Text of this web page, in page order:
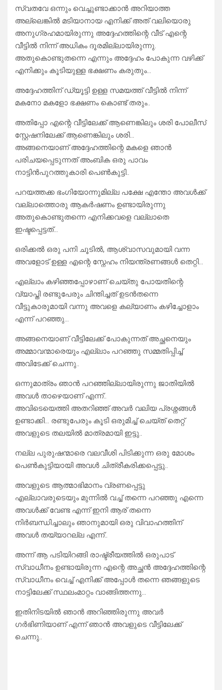
സ്വതവേ ഒന്നും വെച്ചുണ്ടാക്കാൻ അറിയാത്ത
അല്ലെങ്കിൽ മടിയാനായ എനിക്ക് അത് വലിയൊരു
അനുഗ്രഹമായിരുന്നു അദ്ദേഹത്തിന്റെ വീട് എന്റെ
വീട്ടിൽ നിന്ന് അധികം ദൂരമില്ലായിരുന്നു.
അതുകൊണ്ടുതന്നെ എന്നും അദ്ദേഹം പോകുന്ന വഴിക്ക്
എനിക്കും കൂടിയുള്ള ഭക്ഷണം കരുതും…
അദ്ദേഹത്തിന് ഡ്യൂട്ടി ഉള്ള സമയത്ത് വീട്ടിൽ നിന്ന്
മകനോ മകളോ ഭക്ഷണം കൊണ്ട് തരും..
അതിപ്പോ എന്റെ വീട്ടിലേക്ക് ആണെങ്കിലും ശരി പോലീസ്
സ്റ്റേഷനിലേക്ക് ആണെങ്കിലും ശരി…
അങ്ങനെയാണ് അദ്ദേഹത്തിന്റെ മകളെ ഞാൻ
പരിചയപ്പെടുന്നത് അംബിക ഒരു പാവം
നാട്ടിൻപുറത്തുകാരി പെൺകുട്ടി..
പറയത്തക്ക ഭംഗിയോന്നുമില്ല പക്ഷേ എന്തോ അവൾക്ക്
വല്ലാത്തൊരു ആകർഷണം ഉണ്ടായിരുന്നു
അതുകൊണ്ടുതന്നെ എനിക്കവളെ വല്ലാതെ
ഇഷ്ടപ്പെട്ടത്…
ഒരിക്കൽ ഒരു പനി ചൂടിൽ, ആശ്വാസവുമായി വന്ന
അവളോട് ഉള്ള എന്റെ സ്നേഹം നിയന്ത്രണങ്ങൾ തെറ്റി…
എല്ലാം കഴിഞ്ഞപ്പോഴാണ് ചെയ്തു പോയതിന്റെ
വ്യാപ്തി രണ്ടുപേരും ചിന്തിച്ചത് ഉടൻതന്നെ
വീട്ടുകാരുമായി വന്നു അവളെ കല്യാണം കഴിച്ചോളാം
എന്ന് പറഞ്ഞു…
അങ്ങനെയാണ് വീട്ടിലേക്ക് പോകുന്നത് അച്ഛനെയും
അമ്മാവന്മാരെയും എല്ലാം പറഞ്ഞു സമ്മതിപ്പിച്ച്
അവിടേക്ക് ചെന്നു..
ഒന്നുമാത്രം ഞാൻ പറഞ്ഞില്ലായിരുന്നു ജാതിയിൽ
അവൾ താഴെയാണ് എന്ന്..
അവിടെയെത്തി അതറിഞ്ഞ് അവർ വലിയ പ്രശ്നങ്ങൾ
ഉണ്ടാക്കി… രണ്ടുപേരും കൂടി ഒരുമിച്ച് ചെയ്ത് തെറ്റ്
അവളുടെ തലയിൽ മാത്രമായി ഇട്ടു..
നല്ല പുരുഷന്മാരെ വലവീശി പിടിക്കുന്ന ഒരു മോശം
പെൺകുട്ടിയായി അവൾ ചിത്രീകരിക്കപ്പെട്ടു..
അവളുടെ ആത്മാഭിമാനം വ്രണപ്പെട്ടു
എല്ലാവരുടെയും മുന്നിൽ വച്ച് തന്നെ പറഞ്ഞു എന്നെ
അവൾക്ക് വേണ്ട എന്ന് ഇനി ആര് തന്നെ
നിർബന്ധിച്ചാലും ഞാനുമായി ഒരു വിവാഹത്തിന്
അവൾ തയ്യാറല്ല എന്ന്..
അന്ന് ആ പടിയിറങ്ങി രാഷ്ട്രീയത്തിൽ ഒരുപാട്
സ്വാധീനം ഉണ്ടായിരുന്ന എന്റെ അച്ഛൻ അദ്ദേഹത്തിന്റെ
സ്വാധീനം വെച്ച് എനിക്ക് അപ്പോൾ തന്നെ ഞങ്ങളുടെ
നാട്ടിലേക്ക് സ്ഥലംമാറ്റം വാങ്ങിത്തന്നു…
ഇതിനിടയിൽ ഞാൻ അറിഞ്ഞിരുന്നു അവർ
ഗർഭിണിയാണ് എന്ന് ഞാൻ അവളുടെ വീട്ടിലേക്ക്
ചെന്നു..